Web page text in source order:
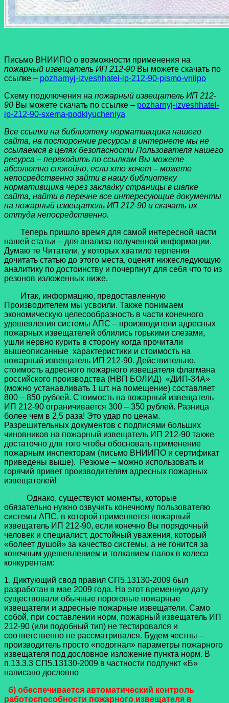
Письмо ВНИИПО о возможности применения на
пожарный извещатель ИП 212-90 Вы можете скачать по
ссылке – pozharnyj-izveshhatel-ip-212-90-pismo-vniipo
Схему подключения на пожарный извещатель ИП 212-
90 Вы можете скачать по ссылке – pozharnyj-izveshhatel-
ip-212-90-sxema-podklyucheniya
Все ссылки на библиотеку нормативщика нашего
сайта, на посторонние ресурсы в интернете мы не
ссылаемся в целях безопасности Пользователя нашего
ресурса – переходить по ссылкам Вы можете
абсолютно спокойно, если кто хочет – можете
непосредственно зайти в нашу библиотеку
нормативщика через закладку страницы в шапке
сайта, найти в перечне все интересующие документы
на пожарный извещатель ИП 212-90 и скачать их
оттуда непосредственно.
Теперь пришло время для самой интересной части
нашей статьи – для анализа полученной информации.
Думаю те Читатели, у которых хватило терпения
дочитать статью до этого места, оценят нижеследующую
аналитику по достоинству и почерпнут для себя что то из
резонов изложенных ниже.
Итак, информацию, предоставленную
Производителем мы усвоили. Также понимаем
экономическую целесообразность в части конечного
удешевления системы АПС – производители адресных
пожарных извещателей облились горькими слезами,
ушли нервно курить в сторону когда прочитали
вышеописанные характеристики и стоимость на
пожарный извещатель ИП 212-90. Действительно,
стоимость адресного пожарного извещателя флагмана
российского производства (НВП БОЛИД) «ДИП-34А»
(можно устанавливать 1 шт. на помещение) составляет
800 – 850 рублей. Стоимость на пожарный извещатель
ИП 212-90 ограничивается 300 – 350 рублей. Разница
более чем в 2,5 раза! Это удар по ценам.
Разрешительных документов с подписями больших
чиновников на пожарный извещатель ИП 212-90 также
достаточно для того чтобы обосновать применение
пожарным инспекторам (письмо ВНИИПО и сертификат
приведены выше). Резюме – можно использовать и
горячий привет производителям адресных пожарных
извещателей!
Однако, существуют моменты, которые
обязательно нужно озвучить конечному пользователю
системы АПС, в которой применяется пожарный
извещатель ИП 212-90, если конечно Вы порядочный
человек и специалист, достойный уважения, который
«болеет душой» за качество системы, а не гонится за
конечным удешевлением и толканием палок в колеса
конкурентам:
1. Диктующий свод правил СП5.13130-2009 был
разработан в мае 2009 года. На этот временную дату
существовали обычные пороговые пожарные
извещатели и адресные пожарные извещатели. Само
собой, при составлении норм, пожарный извещатель ИП
212-90 (или подобный тип) не тестировался и
соответственно не рассматривался. Будем честны –
производитель просто «подогнал» параметры пожарного
извещателя под дословное изложение пункта норм. В
п.13.3.3 СП5.13130-2009 в частности подпункт «Б»
написано дословно
б) обеспечивается автоматический контроль
работоспособности пожарного извещателя в